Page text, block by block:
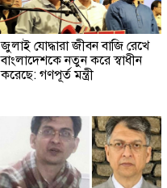
জুলাই যোদ্ধারা জীবন বাজি রেখে
বাংলাদেশকে নতুন করে স্বাধীন
করেছে: গণপূর্ত মন্ত্রী